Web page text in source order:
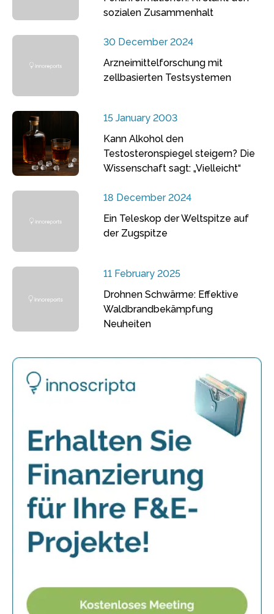
sozialen Zusammenhalt
30 December 2024
Arzneimittelforschung mit
zellbasierten Testsystemen
15 January 2003
Kann Alkohol den
Testosteronspiegel steigern? Die
Wissenschaft sagt: „Vielleicht“
18 December 2024
Ein Teleskop der Weltspitze auf
der Zugspitze
11 February 2025
Drohnen Schwärme: Effektive
Waldbrandbekämpfung
Neuheiten